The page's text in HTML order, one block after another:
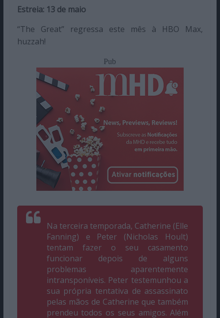
Estreia: 13 de maio
“The Great” regressa este mês à HBO Max,
huzzah!
Pub
Na terceira temporada, Catherine (Elle
Fanning) e Peter (Nicholas Hoult)
tentam fazer o seu casamento
funcionar depois de alguns
problemas aparentemente
intransponíveis. Peter testemunhou a
sua própria tentativa de assassinato
pelas mãos de Catherine que também
prendeu todos os seus amigos. Além